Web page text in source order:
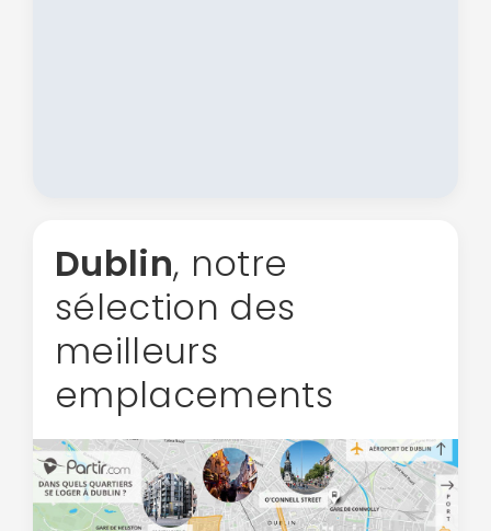
Dublin, notre
sélection des
meilleurs
emplacements